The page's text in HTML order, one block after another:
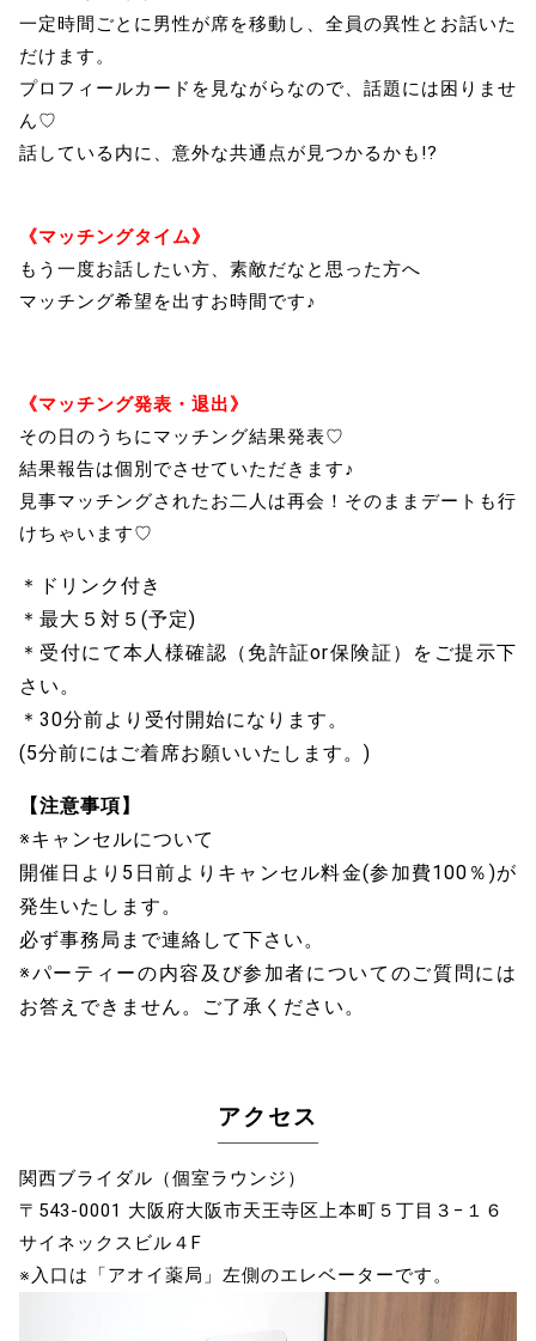
一定時間ごとに男性が席を移動し、全員の異性とお話いた
だけます。
プロフィールカードを見ながらなので、話題には困りませ
ん♡
話している内に、意外な共通点が見つかるかも!?
《マッチングタイム》
もう一度お話したい方、素敵だなと思った方へ
マッチング希望を出すお時間です♪
《マッチング発表・退出》
その日のうちにマッチング結果発表♡
結果報告は個別でさせていただきます♪
見事マッチングされたお二人は再会！そのままデートも行
けちゃいます♡
＊ドリンク付き
＊最大５対５(予定)
＊受付にて本人様確認（免許証or保険証）をご提示下
さい。
＊30分前より受付開始になります。
(5分前にはご着席お願いいたします。)
【注意事項】
※キャンセルについて
開催日より5日前よりキャンセル料金(参加費100％)が
発生いたします。
必ず事務局まで連絡して下さい。
※パーティーの内容及び参加者についてのご質問には
お答えできません。ご了承ください。
アクセス
関西ブライダル（個室ラウンジ）
〒543-0001 大阪府大阪市天王寺区上本町５丁目３−１６
サイネックスビル４F
※入口は「アオイ薬局」左側のエレベーターです。